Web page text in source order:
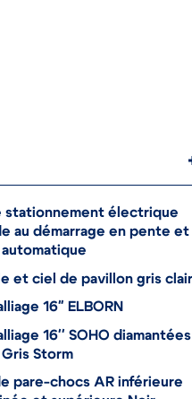
stationnement électrique
au démarrage en pente et
et ciel de pavillon gris clair
16" ELBORN
16'' SOHO diamantées
Storm
pare-chocs AR inférieure